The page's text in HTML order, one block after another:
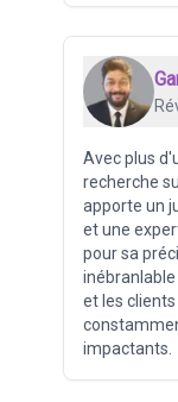
Avec plus
recherche
apporte un
et une
pour sa
inébranlable
et les
impactants.